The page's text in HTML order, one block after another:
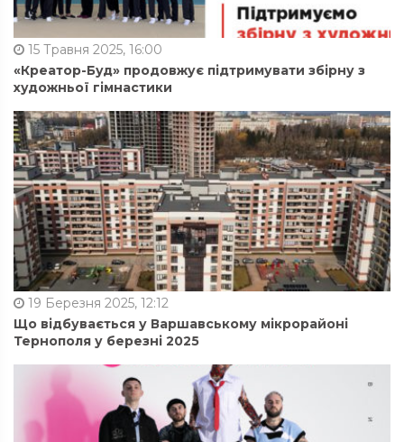
15 Травня 2025, 16:00
«Креатор-Буд» продовжує підтримувати збірну з
художньої гімнастики
19 Березня 2025, 12:12
Що відбувається у Варшавському мікрорайоні
Тернополя у березні 2025